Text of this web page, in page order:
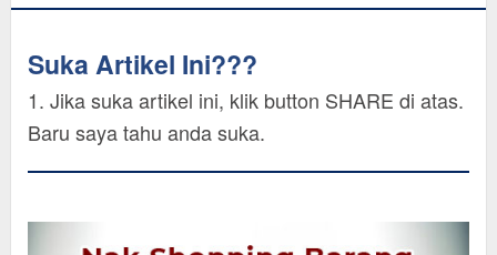
Suka Artikel Ini???
1. Jika suka artikel ini, klik button SHARE di atas.
Baru saya tahu anda suka.